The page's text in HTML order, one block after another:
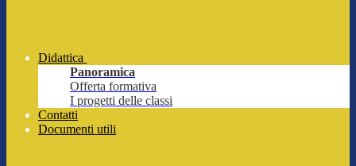
Didattica
Panoramica
Offerta formativa
I progetti delle classi
Contatti
Documenti utili